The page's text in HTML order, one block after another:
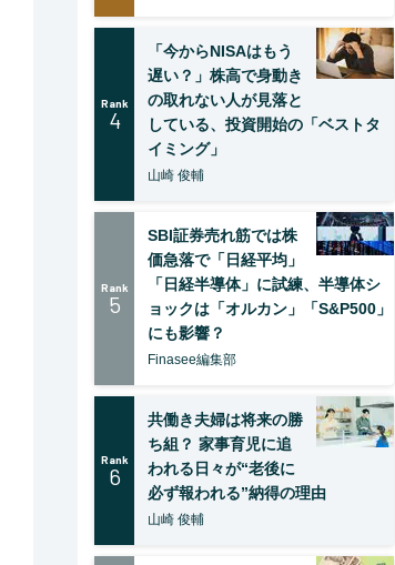
Rank
4
「今からNISAはもう
遅い？」株高で身動き
の取れない人が見落と
している、投資開始の「ベストタ
イミング」
山崎 俊輔
Rank
5
SBI証券売れ筋では株
価急落で「日経平均」
「日経半導体」に試練、半導体シ
ョックは「オルカン」「S&P500」
にも影響？
Finasee編集部
Rank
6
共働き夫婦は将来の勝
ち組？ 家事育児に追
われる日々が“老後に
必ず報われる”納得の理由
山崎 俊輔